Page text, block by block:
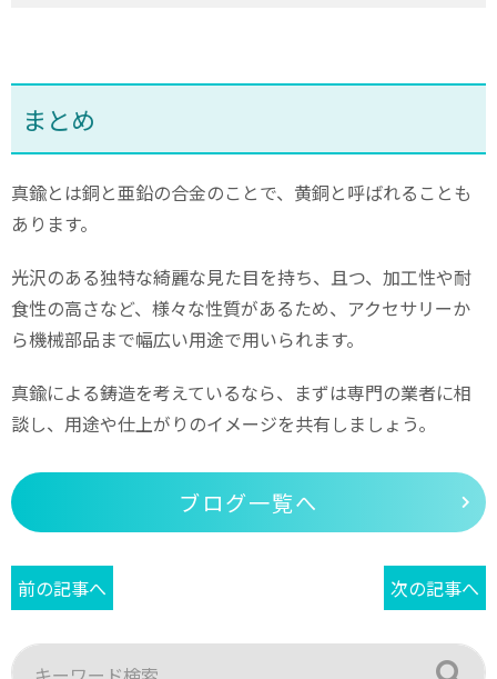
まとめ
真鍮とは銅と亜鉛の合金のことで、黄銅と呼ばれることも
あります。
光沢のある独特な綺麗な見た目を持ち、且つ、加工性や耐
食性の高さなど、様々な性質があるため、アクセサリーか
ら機械部品まで幅広い用途で用いられます。
真鍮による鋳造を考えているなら、まずは専門の業者に相
談し、用途や仕上がりのイメージを共有しましょう。
ブログ一覧へ
前の記事へ 次の記事へ